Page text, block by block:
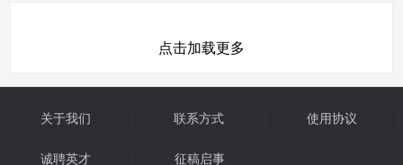
点击加载更多
关于我们 联系方式 使用协议
诚聘英才 征稿启事